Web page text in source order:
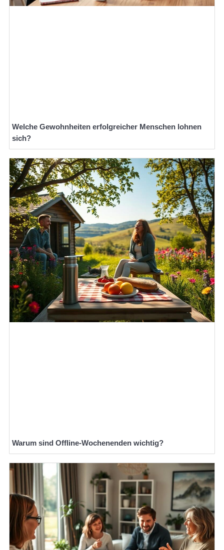
Welche Gewohnheiten erfolgreicher Menschen lohnen
sich?
Warum sind Offline-Wochenenden wichtig?